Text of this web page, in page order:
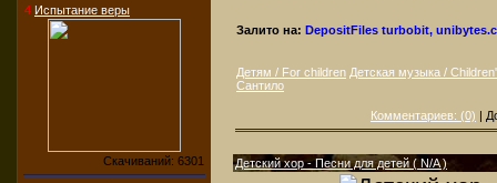
4 Испытание веры
Скачиваний: 6301
Залито на: DepositFiles turbobit,
Детям / For children Детская музыка /
Сантило
Комментариев: (0) |
Детский хор - Песни для детей ( N/A )